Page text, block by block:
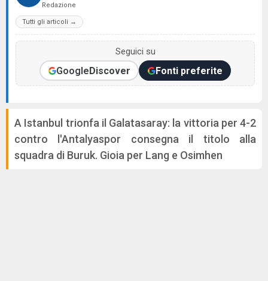
Redazione
Tutti gli articoli →
Seguici su
GoogleDiscover Fonti preferite
A Istanbul trionfa il Galatasaray: la vittoria per 4-2
contro l'Antalyaspor consegna il titolo alla
squadra di Buruk. Gioia per Lang e Osimhen